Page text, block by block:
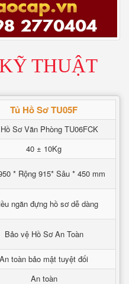
THUẬT
Tủ Hồ Sơ TU05F
Sơ Văn Phòng TU06FCK
40 ± 10Kg
* Rộng 915* Sâu * 450 mm
ngăn đựng hồ sơ dễ dàng
Bảo vệ Hồ Sơ An Toàn
An toàn bảo mật tuyệt đối
An toàn